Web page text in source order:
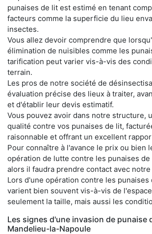
punaises de lit est estimé en tenant
facteurs comme la superficie du lieu
insectes.
Vous allez devoir comprendre que
élimination de nuisibles comme les
tarification peut varier vis-à-vis des
terrain.
Les pros de notre société de
évaluation précise des lieux à traiter,
et d'établir leur devis estimatif.
Vous pouvez avoir dans notre structure,
qualité contre vos punaises de lit,
raisonnable et offrant un excellent
Pour connaître à l'avance le prix ou bien
opération de lutte contre les punaises de
alors il faudra prendre contact avec
Lors d'une opération contre les punaises
varient bien souvent vis-à-vis de
seulement la taille, mais aussi les
Les signes d'une invasion de punaise
Mandelieu-la-Napoule